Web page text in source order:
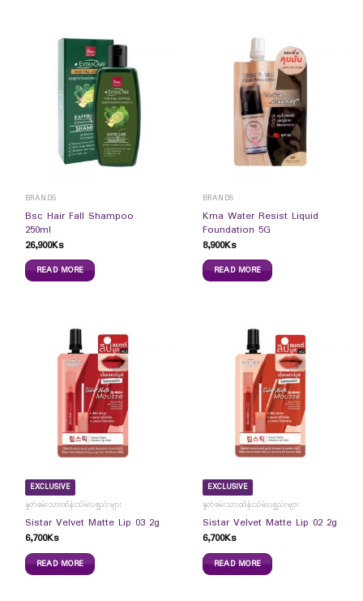
BRANDS
Bsc Hair Fall Shampoo
250ml
26,900Ks
READ MORE
BRANDS
Kma Water Resist Liquid
Foundation 5G
8,900Ks
READ MORE
EXCLUSIVE
နှုတ်ခမ်းသားထိန်းသိမ်းပစ္စည်းများ
Sistar Velvet Matte Lip 03 2g
6,700Ks
READ MORE
EXCLUSIVE
နှုတ်ခမ်းသားထိန်းသိမ်းပစ္စည်းများ
Sistar Velvet Matte Lip 02 2g
6,700Ks
READ MORE